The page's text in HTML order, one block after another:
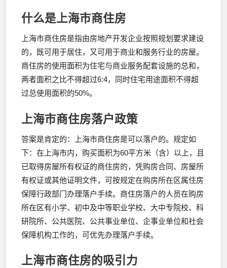
什么是上海市商住房
上海市商住房是指由房地产开发企业按照规划要求建设
的，既可用于居住，又可用于商业和服务行业的房屋。
商住房的使用面积为住宅与商业服务配套设施的总和，
两者面积之比不得超过6:4，同时住宅用途面积不得超
过总使用面积的50%。
上海市商住房落户政策
答案是肯定的：上海市商住房是可以落户的。规定如
下：在上海市内，购买面积为60平方米（含）以上，且
已取得房屋所有权证的商住房的，凭购房合同、房屋所
有权证或其他证明文件，可按规定在购房所在区属住房
保障行政部门办理落户手续。商住房落户的人员在购房
所在区有小学、初中及中等职业学校、大中专院校、科
研院所、公共医院、公共事业单位、企事业单位和社会
保障机构工作的，可优先办理落户手续。
上海市商住房的吸引力